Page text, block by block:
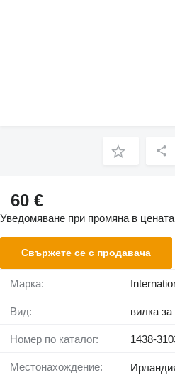
60 €
Уведомяване при промяна в цената
Свържете се с продавача
Марка:
Вид: вилка за
Номер по каталог: 1438-
Местонахождение: